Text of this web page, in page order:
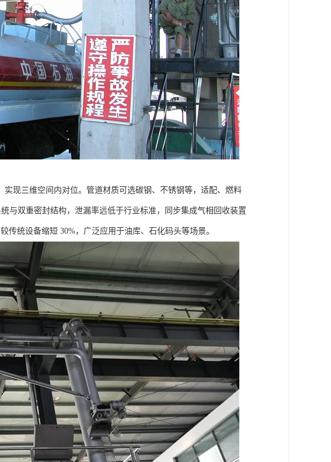
现三维空间内对位。管道材质可选碳钢、不锈钢等，适配、燃料
双重密封结构，泄漏率远低于行业标准，同步集成气相回收装置
统设备缩短 30%，广泛应用于油库、石化码头等场景。